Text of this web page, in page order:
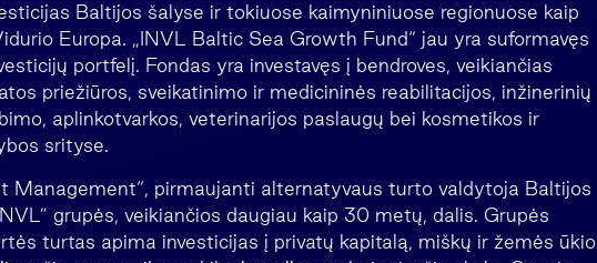
Baltijos šalyse ir tokiuose kaimyniniuose regionuose kaip
Europa. „INVL Baltic Sea Growth Fund“ jau yra suformavęs
portfelį. Fondas yra investavęs į bendroves, veikiančias
priežiūros, sveikatinimo ir medicininės reabilitacijos, inžinerinių
aplinkotvarkos, veterinarijos paslaugų bei kosmetikos ir
srityse.
Management“, pirmaujanti alternatyvaus turto valdytoja Baltijos
grupės, veikiančios daugiau kaip 30 metų, dalis. Grupės
turtas apima investicijas į privatų kapitalą, miškų ir žemės ūkio